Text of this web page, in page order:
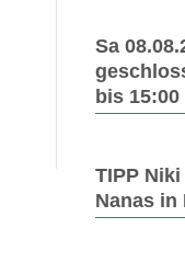
Sa
bis
TIPP
Nanas in